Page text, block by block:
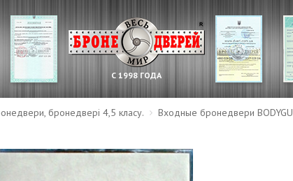
С 1998 ГОДА
бронедвері 4,5 класу. Входные бронедвери